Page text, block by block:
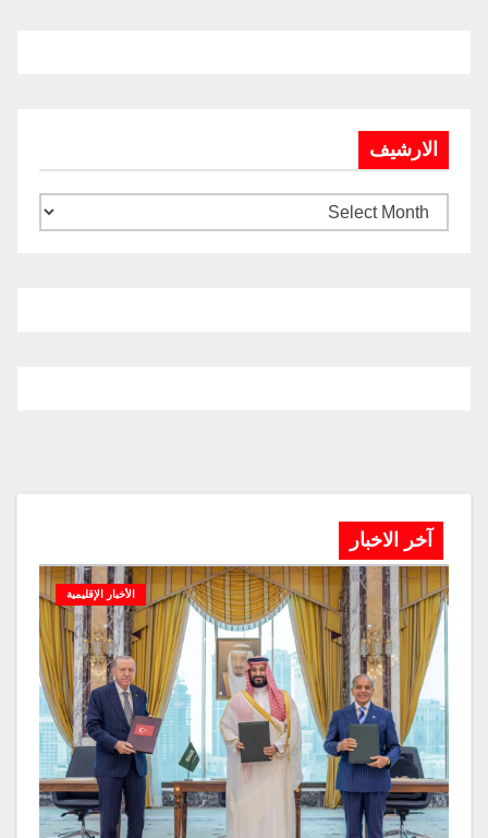
الارشيف
آخر الاخبار
الأخبار الإقليمية